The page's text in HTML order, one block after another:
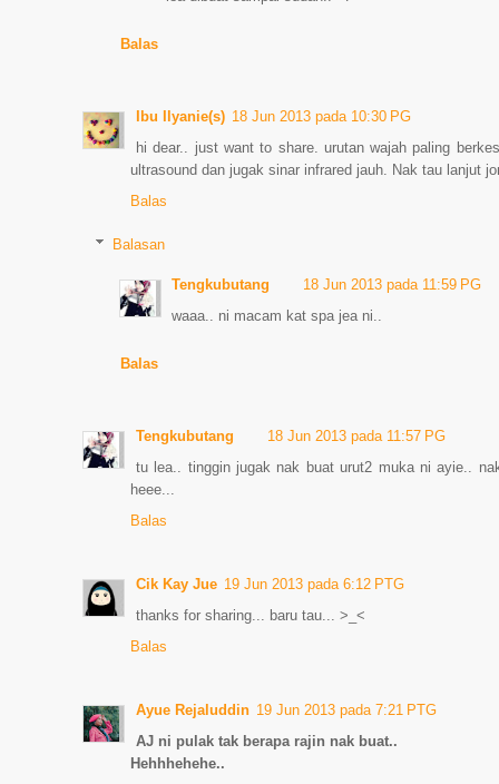
Balas
Ibu Ilyanie(s) 18 Jun 2013 pada 10:30 PG
hi dear.. just want to share. urutan wajah paling
ultrasound dan jugak sinar infrared jauh. Nak tau lanjut
Balas
Balasan
Tengkubutang
18 Jun 2013 pada 11:59 PG
waaa.. ni macam kat spa jea ni..
Balas
Tengkubutang
18 Jun 2013 pada 11:57 PG
tu lea.. tinggin jugak nak buat urut2 muka ni ayie..
heee...
Balas
Cik Kay Jue 19 Jun 2013 pada 6:12 PTG
thanks for sharing... baru tau... >_<
Balas
Ayue Rejaluddin 19 Jun 2013 pada 7:21 PTG
AJ ni pulak tak berapa rajin nak buat..
Hehhhehehe..